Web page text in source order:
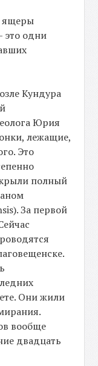
ящеры
это одни
Кундура
Юрия
лежащие,
Это
полный
За первой
Они жили
вообще
двадцать